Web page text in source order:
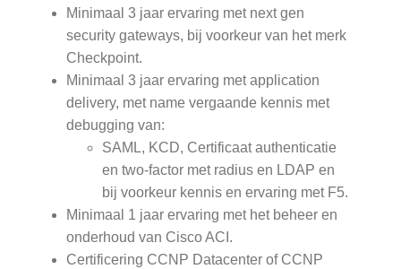
Minimaal 3 jaar ervaring met next gen
security gateways, bij voorkeur van het merk
Checkpoint.
Minimaal 3 jaar ervaring met application
delivery, met name vergaande kennis met
debugging van:
SAML, KCD, Certificaat authenticatie
en two-factor met radius en LDAP en
bij voorkeur kennis en ervaring met F5.
Minimaal 1 jaar ervaring met het beheer en
onderhoud van Cisco ACI.
Certificering CCNP Datacenter of CCNP